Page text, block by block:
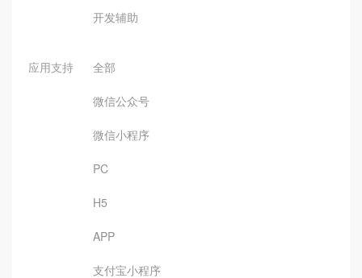
开发辅助
应用支持 全部
微信公众号
微信小程序
PC
H5
APP
支付宝小程序